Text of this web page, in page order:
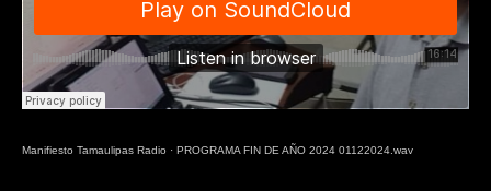
Manifiesto Tamaulipas Radio · PROGRAMA FIN DE AÑO 2024 01122024.wav